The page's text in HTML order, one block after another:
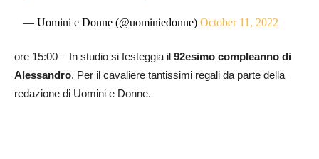
— Uomini e Donne (@uominiedonne)October 11, 2022
ore 15:00 – In studio si festeggia il 92esimo compleanno di
Alessandro. Per il cavaliere tantissimi regali da parte della
redazione di Uomini e Donne.